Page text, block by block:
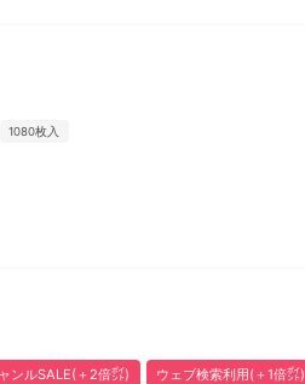
1080枚入
ンルSALE(＋2倍㌽) ウェブ検索利用(＋1倍㌽)